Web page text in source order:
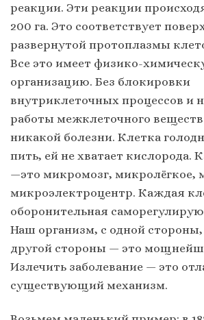
реакции. Эти реакции
200 га. Это соответствует
развернутой протоплазмы
Все это имеет физико-
организацию. Без блокировки
внутриклеточных процессов и
работы межклеточного
никакой болезни. Клетка
пить, ей не хватает кислорода.
—это микромозг, микролёгкое,
микроэлектроцентр. Каждая
оборонительная
Наш организм, с одной стороны,
другой стороны — это
Излечить заболевание — это
существующий механизм.